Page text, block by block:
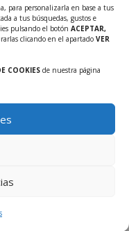
para personalizarla en base a tus
a tus búsquedas, gustos e
pulsando el botón ACEPTAR,
clicando en el apartado VER
COOKIES de nuestra página
para la
y
de financiación.
servicios de